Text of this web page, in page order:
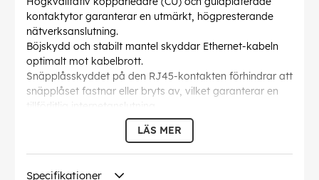
kontaktytor garanterar en utmärkt, högpresterande
nätverksanslutning.
Böjskydd och stabilt mantel skyddar Ethernet-kabeln
optimalt mot kabelbrott.
Snäpplåsskyddet på den RJ45-kontakten förhindrar att
snäpplåset fastnar eller bryts av, vilket garanterar en
tillförlitlig internetanslutning.
Internetkabeln är CAT-6A-testad (inkl. mätprotokoll) och
lämplig för Power over Ethernet (PoE, PoE+).
AWG: 28/7 (stranded)
LÄS MER
Specifikationer